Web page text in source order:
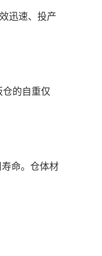
迅速、投产
的自重仅
命。仓体材